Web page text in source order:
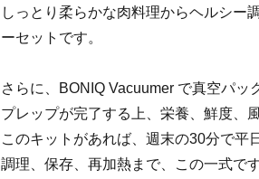
しっとり柔らかな肉料理からヘルシー
ーセットです。
さらに、BONIQ Vacuumer で真空パ
プレップが完了する上、栄養、鮮度、
このキットがあれば、週末の30分で平
調理、保存、再加熱まで、この一式で